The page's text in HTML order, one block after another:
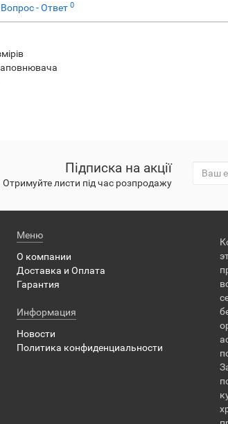
Вопрос - Ответ 0
Підписка на акції
Отримуйте листи під час розпродажу
Меню
О компании
Доставка и Оплата
Гарантия
Информация
Новости
Политика конфиденциальности